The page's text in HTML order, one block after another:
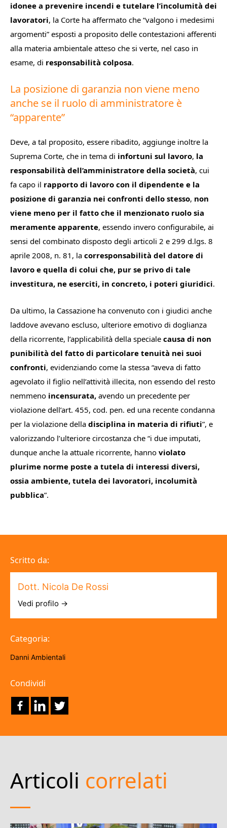
idonee a prevenire incendi e tutelare l’incolumità dei
lavoratori, la Corte ha affermato che “valgono i medesimi
argomenti” esposti a proposito delle contestazioni afferenti
alla materia ambientale atteso che si verte, nel caso in
esame, di responsabilità colposa.
La posizione di garanzia non viene meno
anche se il ruolo di amministratore è
“apparente”
Deve, a tal proposito, essere ribadito, aggiunge inoltre la
Suprema Corte, che in tema di infortuni sul lavoro, la
responsabilità dell’amministratore della società, cui
fa capo il rapporto di lavoro con il dipendente e la
posizione di garanzia nei confronti dello stesso, non
viene meno per il fatto che il menzionato ruolo sia
meramente apparente, essendo invero configurabile, ai
sensi del combinato disposto degli articoli 2 e 299 d.lgs. 8
aprile 2008, n. 81, la corresponsabilità del datore di
lavoro e quella di colui che, pur se privo di tale
investitura, ne eserciti, in concreto, i poteri giuridici.
Da ultimo, la Cassazione ha convenuto con i giudici anche
laddove avevano escluso, ulteriore emotivo di doglianza
della ricorrente, l’applicabilità della speciale causa di non
punibilità del fatto di particolare tenuità nei suoi
confronti, evidenziando come la stessa “aveva di fatto
agevolato il figlio nell’attività illecita, non essendo del resto
nemmeno incensurata, avendo un precedente per
violazione dell’art. 455, cod. pen. ed una recente condanna
per la violazione della disciplina in materia di rifiuti”, e
valorizzando l’ulteriore circostanza che “i due imputati,
dunque anche la attuale ricorrente, hanno violato
plurime norme poste a tutela di interessi diversi,
ossia ambiente, tutela dei lavoratori, incolumità
pubblica”.
Scritto da:
Dott. Nicola De Rossi
Vedi profilo →
Categoria:
Danni Ambientali
Condividi
Articoli correlati